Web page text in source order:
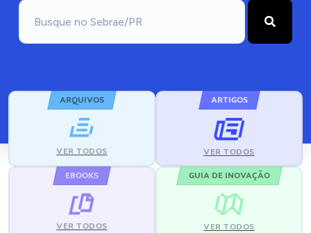
ARQUIVOS
VER TODOS
ARTIGOS
VER TODOS
EBOOKS
VER TODOS
GUIA DE INOVAÇÃO
VER TODOS